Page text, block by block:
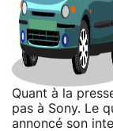
Quant à la
pas à Sony. Le
annoncé son